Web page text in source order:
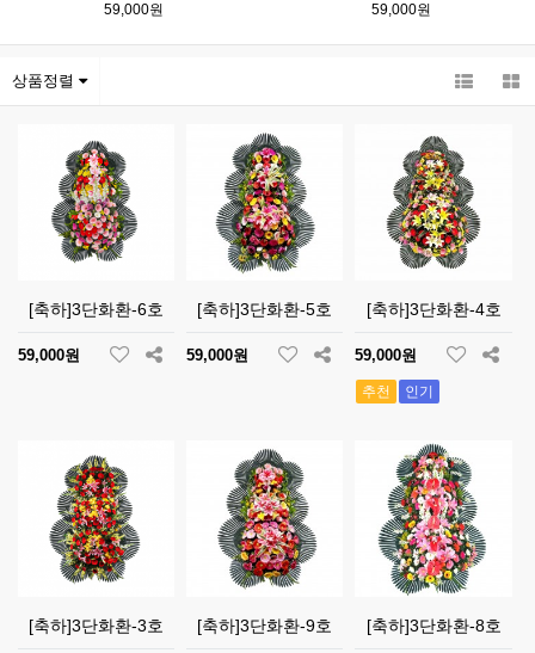
59,000원 59,000원
상품정렬
[축하]3단화환-6호
59,000원
[축하]3단화환-5호
59,000원
[축하]3단화환-4호
59,000원
추천 인기
[축하]3단화환-3호 [축하]3단화환-9호 [축하]3단화환-8호